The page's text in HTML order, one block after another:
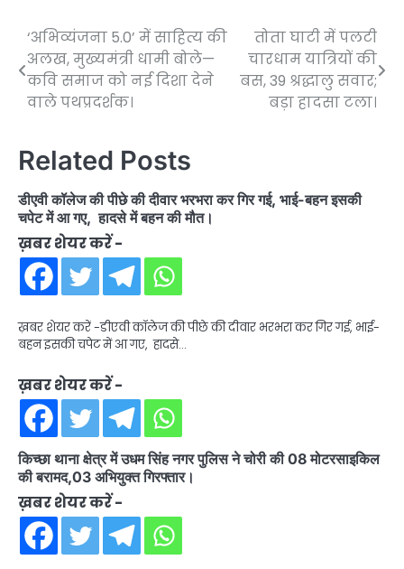
Post
navigation
‘अभिव्यंजना 5.0’ में साहित्य की
अलख, मुख्यमंत्री धामी बोले—
कवि समाज को नई दिशा देने
वाले पथप्रदर्शक।
तोता घाटी में पलटी
चारधाम यात्रियों की
बस, 39 श्रद्धालु सवार;
बड़ा हादसा टला।
Related Posts
डीएवी कॉलेज की पीछे की दीवार भरभरा कर गिर गई, भाई-बहन इसकी
चपेट में आ गए, हादसे में बहन की मौत।
ख़बर शेयर करें -
ख़बर शेयर करें -डीएवी कॉलेज की पीछे की दीवार भरभरा कर गिर गई, भाई-
बहन इसकी चपेट में आ गए, हादसे…
ख़बर शेयर करें -
किच्छा थाना क्षेत्र में उधम सिंह नगर पुलिस ने चोरी की 08 मोटरसाइकिल
की बरामद,03 अभियुक्त गिरफ्तार।
ख़बर शेयर करें -